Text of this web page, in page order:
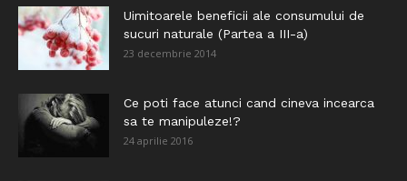
Uimitoarele beneficii ale consumului de
sucuri naturale (Partea a III-a)
23 decembrie 2014
Ce poti face atunci cand cineva incearca
sa te manipuleze!?
24 aprilie 2016